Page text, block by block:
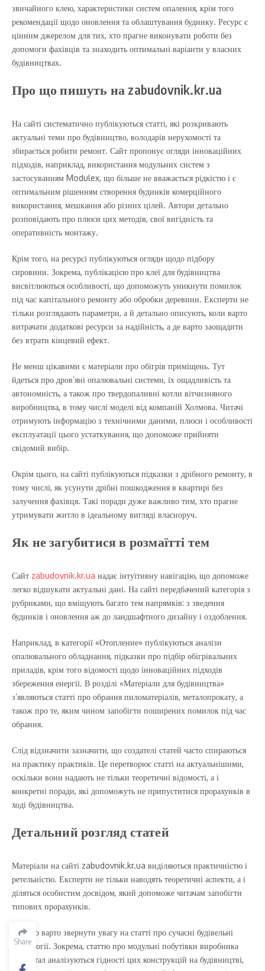
Share
звичайного клею, характеристики систем опалення, крім того
рекомендації щодо оновлення та облаштування будинку. Ресурс є
цінним джерелом для тих, хто прагне виконувати роботи без
допомоги фахівців та знаходить оптимальні варіанти у власних
будівництвах.
Про що пишуть на zabudovnik.kr.ua
На сайті систематично публікуються статті, які розкривають
актуальні теми про будівництво, володарів нерухомості та
збирається робити ремонт. Сайт пропонує огляди інноваційних
підходів, наприклад, використання модульних систем з
застосуванням Modulex, що більше не вважається рідкістю і є
оптимальним рішенням створення будинків комерційного
використання, мешкання або різних цілей. Автори детально
розповідають про плюси цих методів, свої вигідність та
оперативність монтажу.
Крім того, на ресурсі публікуються огляди щодо підбору
сировини. Зокрема, публікацією про клеї для будівництва
висвітлюються особливості, що допоможуть уникнути помилок
під час капітального ремонту або обробки деревини. Експерти не
тільки розглядають параметри, а й детально описують, коли варто
витрачати додаткові ресурси за надійність, а де варто заощадити
без втрати кінцевий ефект.
Не менш цікавими є матеріали про обігрів приміщень. Тут
йдеться про дров’яні опалювальні системи, їх ощадливість та
автономність, а також про твердопаливні котли вітчизняного
виробництва, в тому числі моделі від компаній Холмова. Читачі
отримують інформацію з технічними даними, плюси і особливості
експлуатації цього устаткування, що допоможе прийняти
свідомий вибір.
Окрім цього, на сайті публікуються підказки з дрібного ремонту, в
тому числі, як усунути дрібні пошкодження в квартирі без
залучення фахівця. Такі поради дуже важливо тим, хто прагне
утримувати житло в ідеальному вигляді власноруч.
Як не загубитися в розмаїтті тем
Сайт zabudovnik.kr.ua надає інтуїтивну навігацію, що допоможе
легко відшукати актуальні дані. На сайті передбачений категорія з
рубриками, що вміщують багато тем напрямків: з зведення
будинків і оновлення аж до ландшафтного дизайну і оздоблення.
Наприклад, в категорії «Отопление» публікуються аналізи
опалювального обладнання, підказки про підбір обігрівальних
приладів, крім того відомості щодо інноваційних підходів
збереження енергії. В розділі «Матеріали для будівництва»
з’являються статті про обрання пиломатеріалів, металопрокату, а
також про те, яким чином запобігти поширених помилок під час
обрання.
Слід відзначити зазначити, що создателі статей часто спираються
на практику практиків. Це перетворює статті на актуальнішими,
оскільки вони надають не тільки теоретичні відомості, а і
конкретні поради, які допоможуть не припуститися прорахунків в
ході будівництва.
Детальний розгляд статей
Матеріали на сайті zabudovnik.kr.ua виділяються практичністю і
ретельністю. Експерти не тільки наводять теоретичні аспекти, а і
діляться особистим досвідом, який допоможе читачам запобігти
типових прорахунків.
Окремо варто звернути увагу на статті про сучасні будівельні
технології. Зокрема, статтю про модульні побутівки виробника
Артметал аналізуються гідності цих конструкцій на будівництві,